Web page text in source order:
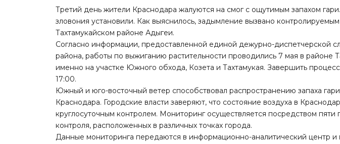
Третий день жители Краснодаражалуются на смогс ощутимым запахом
зловония установили. Как выяснилось, задымление вызвано
Тахтамукайском районе Адыгеи.
Согласно информации, предоставленной единой дежурно-диспетчерской
района, работы по выжиганию растительности проводились 7 мая в районе
именно на участке Южного обхода, Козета и Тахтамукая. Завершить
17:00.
Южный и юго-восточный ветер способствовал распространению запаха
Краснодара. Городские власти заверяют, что состояние воздуха в
круглосуточным контролем. Мониторинг осуществляется посредством пяти
контроля, расположенных в различных точках города.
Данные мониторинга передаются в информационно-аналитический центр и